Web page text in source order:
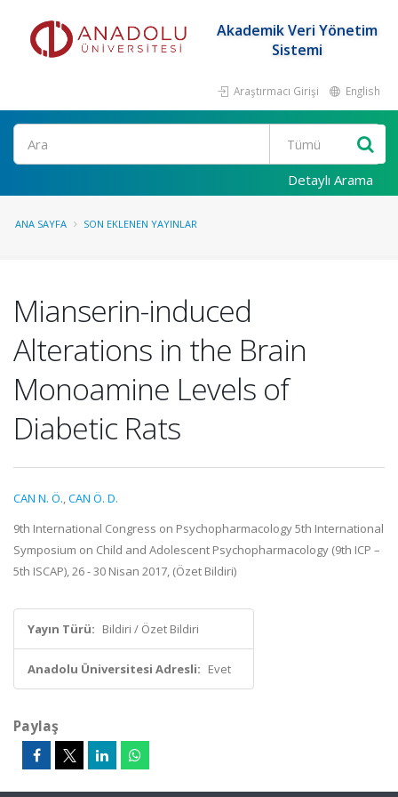
Akademik Veri Yönetim
Sistemi
Araştırmacı Girişi English
Ara
Detaylı Arama
ANA SAYFA SON EKLENEN YAYINLAR
Mianserin-induced
Alterations in the Brain
Monoamine Levels of
Diabetic Rats
CAN N. Ö.,CAN Ö. D.
9th International Congress on Psychopharmacology 5th International
Symposium on Child and Adolescent Psychopharmacology (9th ICP –
5th ISCAP), 26 - 30 Nisan 2017, (Özet Bildiri)
Yayın Türü: Bildiri / Özet Bildiri
Anadolu Üniversitesi Adresli: Evet
Paylaş